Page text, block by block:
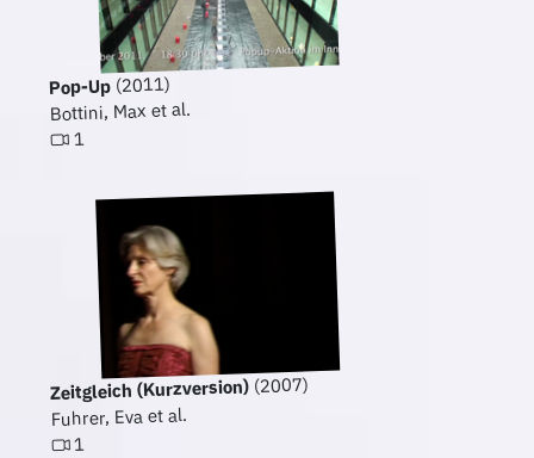
Pop-Up(2011)
Bottini, Max et al.
1
Zeitgleich (Kurzversion)(2007)
Fuhrer, Eva et al.
1